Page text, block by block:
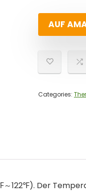
AUF
Categories:
122℉). Der